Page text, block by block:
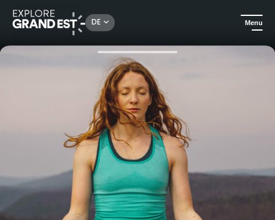
DE Menu
Sehenswertes in der Region Grand Est Wandern und Yoga im Herzen der Vogesen